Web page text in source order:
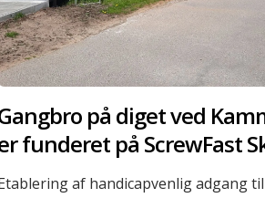
på diget ved
funderet på ScrewFast
af handicapvenlig adgang